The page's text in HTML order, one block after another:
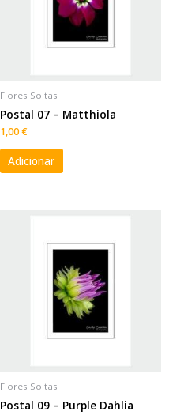
Flores Soltas
Postal 07 – Matthiola
1,00€
Adicionar
Flores Soltas
Postal 09 – Purple Dahlia